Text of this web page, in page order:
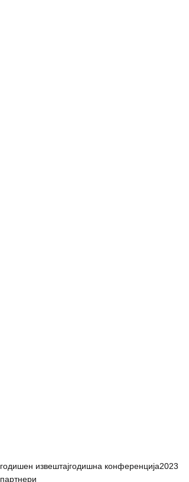
годишен извештајгодишна конференција2023
партнери